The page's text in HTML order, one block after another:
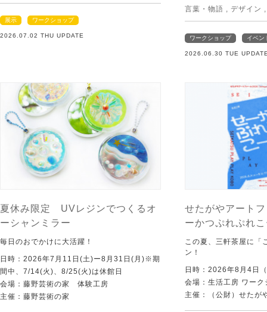
展示 ワークショップ
2026.07.02 THU UPDATE
言葉・物語 , デザイン
ワークショップ イベン
2026.06.30 TUE
夏休み限定 UVレジンでつくるオ
ーシャンミラー
毎日のおでかけに大活躍！
日時：2026年7月11日(土)ー8月31日(月)※期
間中、7/14(火)、8/25(火)は休館日
会場：藤野芸術の家 体験工房
主催：藤野芸術の家
せたがやアート
ーかつぷれぷれ
この夏、三軒茶屋に「
ン！
日時：2026年8月4日
会場：生活工房 ワー
主催：（公財）せたが